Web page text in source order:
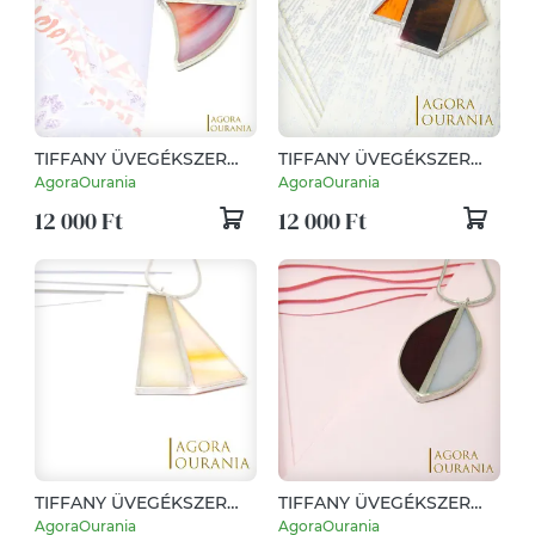
TIFFANY ÜVEGÉKSZER
NO. 854 MINIMAL ART
DESIGN
AgoraOurania
12 000 Ft
TIFFANY ÜVEGÉKSZER
NO. 745 MINIMAL ART
DESIGN
AgoraOurania
12 000 Ft
TIFFANY ÜVEGÉKSZER
NO. 927 MINIMAL ART
AgoraOurania
TIFFANY ÜVEGÉKSZER
NO. 256 MINIMAL ART
AgoraOurania